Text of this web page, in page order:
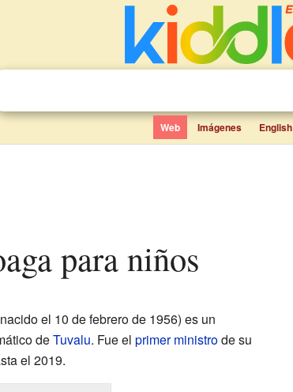
Web Imágenes English
para niños
el 10 de febrero de 1956) es un
deTuvalu. Fue el primer ministrode su
el 2019.